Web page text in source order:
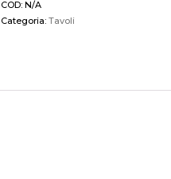
COD: N/A
Categoria: Tavoli